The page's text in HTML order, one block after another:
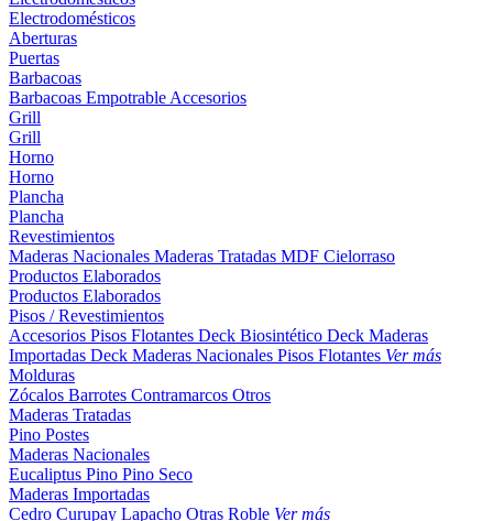
Electrodomésticos
Aberturas
Puertas
Barbacoas
Barbacoas Empotrable Accesorios
Grill
Grill
Horno
Horno
Plancha
Plancha
Revestimientos
Maderas Nacionales Maderas Tratadas MDF Cielorraso
Productos Elaborados
Productos Elaborados
Pisos / Revestimientos
Accesorios Pisos Flotantes Deck Biosintético Deck Maderas
Importadas Deck Maderas Nacionales Pisos Flotantes Ver más
Molduras
Zócalos Barrotes Contramarcos Otros
Maderas Tratadas
Pino Postes
Maderas Nacionales
Eucaliptus Pino Pino Seco
Maderas Importadas
Cedro Curupay Lapacho Otras Roble Ver más